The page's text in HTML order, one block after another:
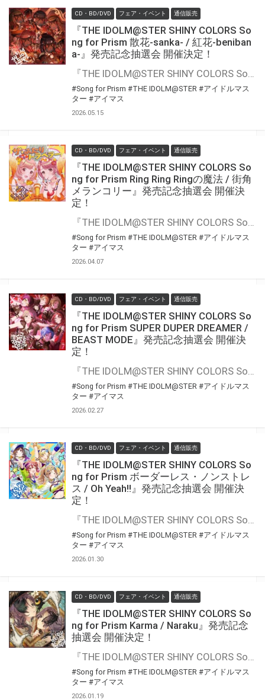
CD・BD/DVD フェア・イベント 通信販売
『THE IDOLM@STER SHINY COLORS So
ng for Prism 散花-sanka- / 紅花-beniban
a-』発売記念抽選会 開催決定！
#Song for Prism #THE IDOLM@STER #アイドルマス
ター #アイマス
2026.05.15
CD・BD/DVD フェア・イベント 通信販売
『THE IDOLM@STER SHINY COLORS So
ng for Prism Ring Ring Ringの魔法 / 街角
メランコリー』発売記念抽選会 開催決
定！
#Song for Prism #THE IDOLM@STER #アイドルマス
ター #アイマス
2026.04.07
CD・BD/DVD フェア・イベント 通信販売
『THE IDOLM@STER SHINY COLORS So
ng for Prism SUPER DUPER DREAMER /
BEAST MODE』発売記念抽選会 開催決
定！
#Song for Prism #THE IDOLM@STER #アイドルマス
ター #アイマス
2026.02.27
CD・BD/DVD フェア・イベント 通信販売
『THE IDOLM@STER SHINY COLORS So
ng for Prism ボーダーレス・ノンストレ
ス / Oh Yeah!!』発売記念抽選会 開催決
定！
#Song for Prism #THE IDOLM@STER #アイドルマス
ター #アイマス
2026.01.30
CD・BD/DVD フェア・イベント 通信販売
『THE IDOLM@STER SHINY COLORS So
ng for Prism Karma / Naraku』発売記念
抽選会 開催決定！
#Song for Prism #THE IDOLM@STER #アイドルマス
ター #アイマス
2026.01.19